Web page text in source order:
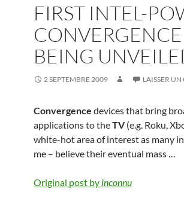
FIRST INTEL-
BEING
2 SEPTEMBRE 2009 LAISSER
Convergence devices that bring
applications to theTV(e.g. Roku,
white-hot area of interest as many
me – believe their eventual mass …
Original post by inconnu